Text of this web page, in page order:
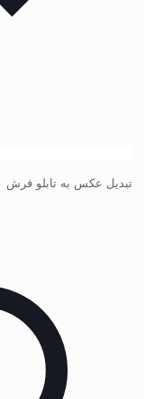
تبدیل عکس به تابلو فرش